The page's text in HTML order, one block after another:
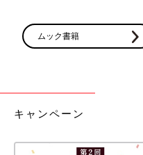
ムック書籍
キャンペーン